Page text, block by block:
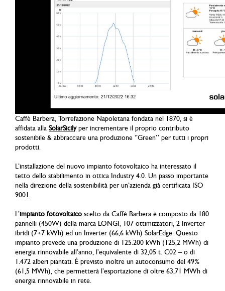
Caffè Barbera, Torrefazione Napoletana fondata nel 1870, si è
affidata alla SolarSicilyper incrementare il proprio contributo
sostenibile & abbracciare una produzione ‘’Green’’ per tutti i propri
prodotti.
L’installazione del nuovo impianto fotovoltaico ha interessato il
tetto dello stabilimento in ottica Industry 4.0. Un passo importante
nella direzione della sostenibilità per un’azienda già certificata ISO
9001.
L’impianto fotovoltaico scelto da Caffè Barbera è composto da 180
pannelli (450W) della marca LONGI, 107 ottimizzatori, 2 Inverter
ibridi (7+7 kWh) ed un Inverter (66,6 kWh) SolarEdge. Questo
impianto prevede una produzione di 125.200 kWh (125,2 MWh) di
energia rinnovabile all’anno, l’equivalente di 32,05 t. C02 – o di
1.472 alberi piantati. È previsto inoltre un autoconsumo del 49%
(61,5 MWh), che permetterà l’esportazione di oltre 63,71 MWh di
energia rinnovabile in rete.